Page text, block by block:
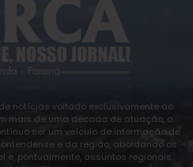
notícias voltado exclusivamente ao
mais de uma década de atuação, o
ser um veículo de informação de
e da região, abordando os
e, pontualmente, assuntos regionais.